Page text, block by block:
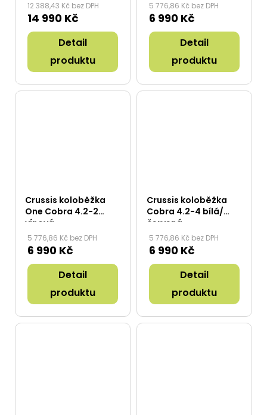
12 388,43 Kč bez DPH
14 990 Kč
Detail
produktu
5 776,86 Kč bez DPH
6 990 Kč
Detail
produktu
Crussis koloběžka
One Cobra 4.2-2
vínová
5 776,86 Kč bez DPH
6 990 Kč
Detail
produktu
Crussis koloběžka
Cobra 4.2-4 bílá/
červená
5 776,86 Kč bez DPH
6 990 Kč
Detail
produktu